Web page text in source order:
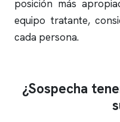
posición más
equipo tratante,
cada persona.
¿Sospecha